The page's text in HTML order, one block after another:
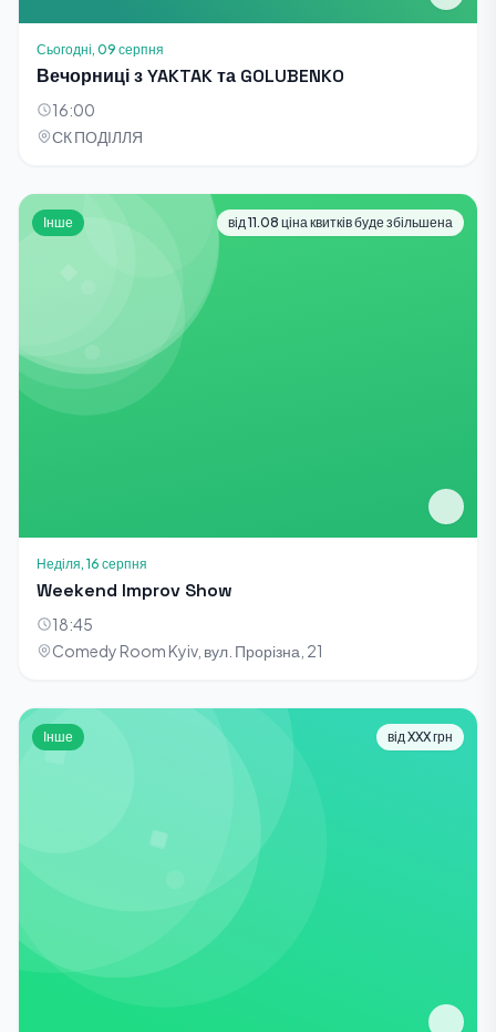
Сьогодні, 09 серпня
Вечорниці з YAKTAK та GOLUBENKO
16:00
СК ПОДІЛЛЯ
Інше від 11.08 ціна квитків буде збільшена
Неділя, 16 серпня
Weekend Improv Show
18:45
Comedy Room Kyiv, вул. Прорізна, 21
Інше від XXX грн